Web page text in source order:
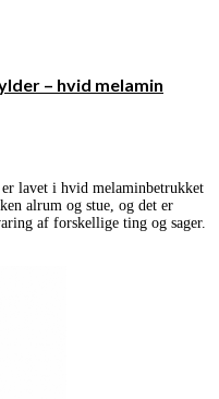
– hvid melamin
lavet i hvid melaminbetrukket
alrum og stue, og det er
af forskellige ting og sager.